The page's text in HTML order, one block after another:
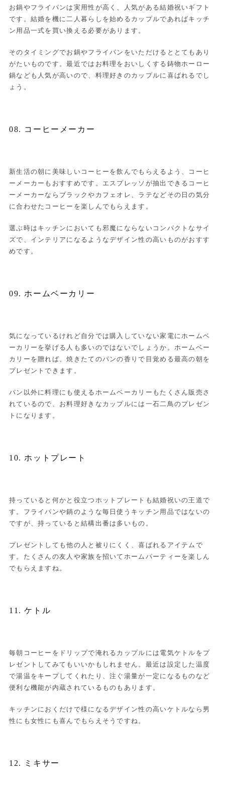
お鍋やフライパンは実用性が高く、人気がある結婚祝いギフト
です。結婚を機に二人暮らしを始めるカップルであればキッチ
ン用品一式を買い換える必要があります。
そのタイミングでお鍋やフライパンをいただけるととてもあり
がたいものです。最近ではお料理をおいしくする鋳物ホーロー
鍋なども人気が高いので、料理好きのカップルに喜ばれるでし
ょう。
08. コーヒーメーカー
新生活の朝に美味しいコーヒーを飲んでもらえるよう、コーヒ
ーメーカーもおすすめです。エスプレッソが抽出できるコーヒ
ーメーカーならブラックやカフェオレ、ラテなどその日の気分
に合わせたコーヒーを楽しんでもらえます。
選ぶ時はキッチンにおいても邪魔にならないコンパクトなサイ
ズで、インテリアになるようなデザイン性の高いものがおすす
めです。
09. ホームベーカリー
気になっているけれど自分では購入していない家電にホームベ
ーカリーを挙げる人も多いのではないでしょうか。ホームベー
カリーを贈れば、焼きたてのパンの香りで目覚める最高の朝を
プレゼントできます。
パン以外に料理にも使えるホームベーカリーもたくさん販売さ
れているので、お料理好きなカップルには一石二鳥のプレゼン
トになります。
10. ホットプレート
持っていると何かと役立つホットプレートも結婚祝いの王道で
す。フライパンや鍋のような毎日使うキッチン用品ではないの
ですが、持っていると結構出番は多いもの。
プレゼントしても他の人と被りにくく、喜ばれるアイテムで
す。たくさんの友人や家族を招いてホームパーティーを楽しん
でもらえますね。
11. ケトル
毎朝コーヒーをドリップで淹れるカップルには電気ケトルをプ
レゼントしてみてもいいかもしれません。最近は設定した温度
で湯温をキープしてくれたり、注ぐ湯量が一定になるものなど
便利な機能が内蔵されているものもあります。
キッチンにおくだけで様になるデザイン性の高いケトルなら男
性にも女性にも喜んでもらえそうですね。
12. ミキサー